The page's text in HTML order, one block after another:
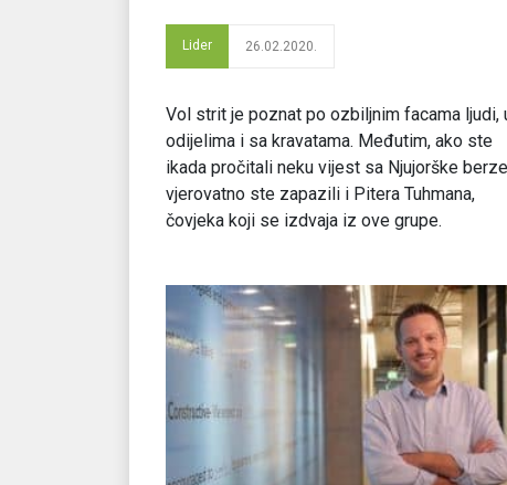
Lider 26.02.2020.
Vol strit je poznat po ozbiljnim facama ljudi,
odijelima i sa kravatama. Međutim, ako ste
ikada pročitali neku vijest sa Njujorške
vjerovatno ste zapazili i Pitera Tuhmana,
čovjeka koji se izdvaja iz ove grupe.